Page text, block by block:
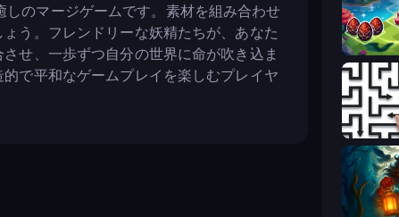
のマージゲームです。素材を組み合わせ
う。フレンドリーな妖精たちが、あなた
せ、一歩ずつ自分の世界に命が吹き込ま
で平和なゲームプレイを楽しむプレイヤ
Merge
Arrow